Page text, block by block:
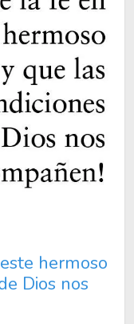
hermoso
Dios nos